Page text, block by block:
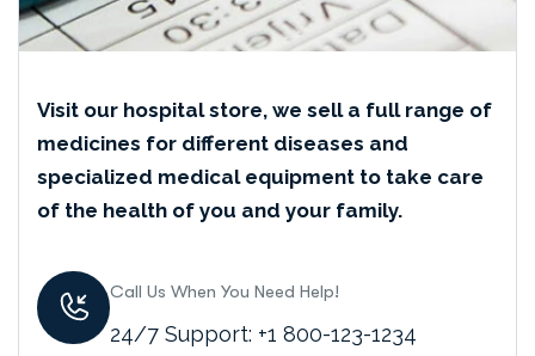
Visit our hospital store, we sell a full range of
medicines for different diseases and
specialized medical equipment to take care
of the health of you and your family.
Call Us When You Need Help!
24/7 Support: +1 800-123-1234